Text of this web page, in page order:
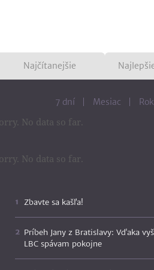
Najčítanejšie
7 dní Mesiac Rok
No data so far.
No data so far.
Zbavte sa kašľa!
Príbeh Jany z Bratislavy: Vďaka
LBC spávam pokojne